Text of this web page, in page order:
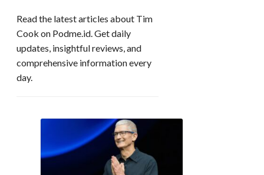
Read the latest articles about Tim
Cook on Podme.id. Get daily
updates, insightful reviews, and
comprehensive information every
day.